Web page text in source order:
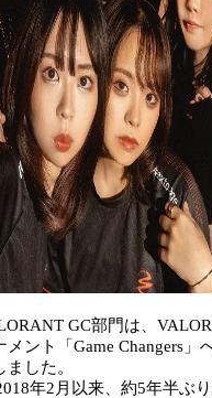
GC部門は、
ント「Game Changers」
した。
年2月以来、約5年半ぶ